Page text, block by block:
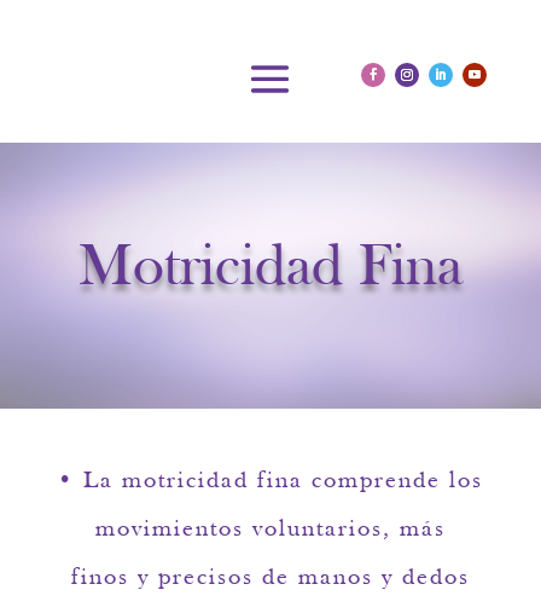
Motricidad Fina
• La motricidad fina comprende los
movimientos voluntarios, más
finos y precisos de manos y dedos